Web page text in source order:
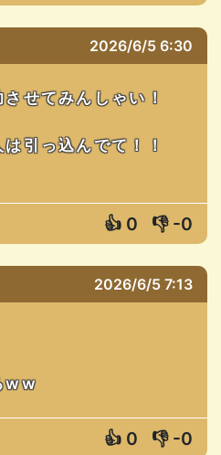
2026/6/5 6:30
せてみんしゃい！
引っ込んでて！！
👍 0 👎 -0
2026/6/5 7:13
ww
👍 0 👎 -0